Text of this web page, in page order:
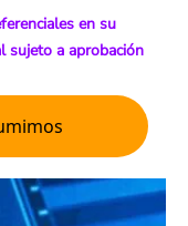
en su
sujeto a aprobación